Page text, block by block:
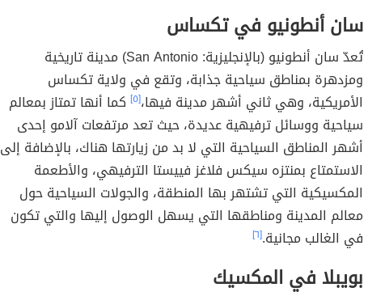
سان أنطونيو في تكساس
تُعدّ سان أنطونيو (بالإنجليزية: San Antonio) مدينة تاريخية
ومزدهرة بمناطق سياحية جذابة، وتقع في ولاية تكساس
الأمريكية، وهي ثاني أشهر مدينة فيها،[٥]
كما أنها تمتاز بمعالم
سياحية ووسائل ترفيهية عديدة، حيث تعد مرتفعات آلامو إحدى
أشهر المناطق السياحية التي لا بد من زيارتها هناك، بالإضافة إلى
الاستمتاع بمنتزه سيكس فلاغز فييستا الترفيهي، والأطعمة
المكسيكية التي تشتهر بها المنطقة، والجولات السياحية حول
معالم المدينة ومناطقها التي يسهل الوصول إليها والتي تكون
في الغالب مجانية.[٦]
بويبلا في المكسيك